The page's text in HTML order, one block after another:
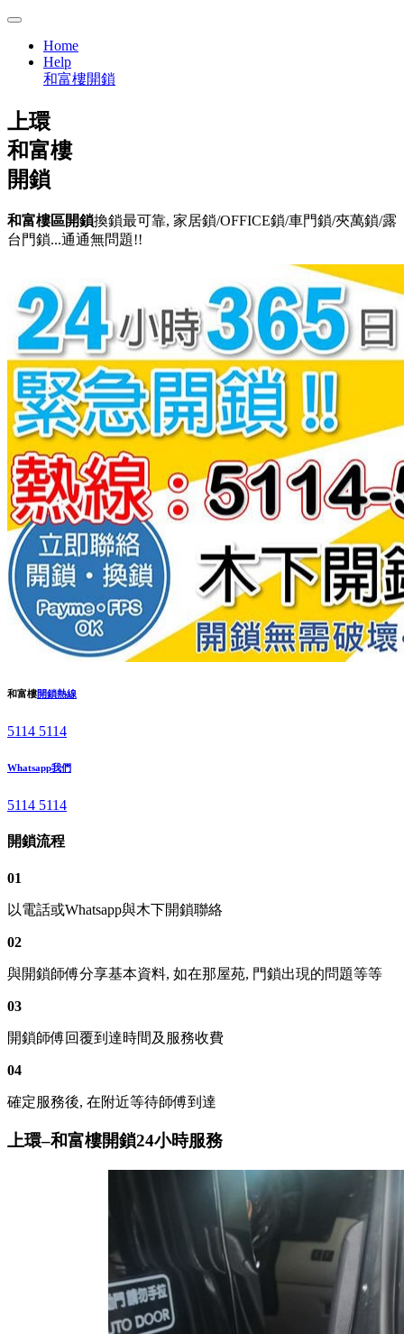
Home
Help
和富樓開鎖
上環
和富樓
開鎖
和富樓區開鎖換鎖最可靠, 家居鎖/OFFICE鎖/車門鎖/夾萬鎖/露
台門鎖...通通無問題!!
和富樓開鎖熱線
5114 5114
Whatsapp我們
5114 5114
開鎖流程
01
以電話或Whatsapp與木下開鎖聯絡
02
與開鎖師傅分享基本資料, 如在那屋苑, 門鎖出現的問題等等
03
開鎖師傅回覆到達時間及服務收費
04
確定服務後, 在附近等待師傅到達
上環–和富樓開鎖24小時服務